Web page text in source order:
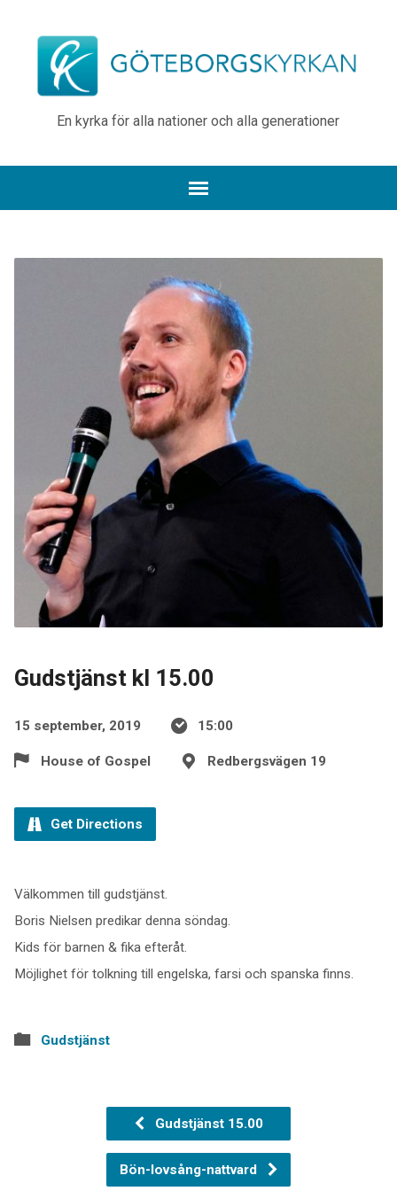
En kyrka för alla nationer och alla generationer
Gudstjänst kl 15.00
15 september, 2019 15:00
House of Gospel Redbergsvägen 19
Get Directions
Välkommen till gudstjänst.
Boris Nielsen predikar denna söndag.
Kids för barnen & fika efteråt.
Möjlighet för tolkning till engelska, farsi och spanska finns.
Gudstjänst
Gudstjänst 15.00
Bön-lovsång-nattvard